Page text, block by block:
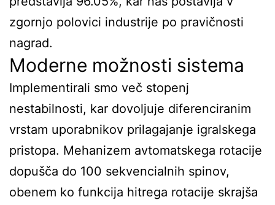
zgornjo polovici industrije po pravičnosti
nagrad.
Moderne možnosti sistema
Implementirali smo več stopenj
nestabilnosti, kar dovoljuje diferenciranim
vrstam uporabnikov prilagajanje igralskega
pristopa. Mehanizem avtomatskega rotacije
dopušča do 100 sekvencialnih spinov,
obenem ko funkcija hitrega rotacije skrajša